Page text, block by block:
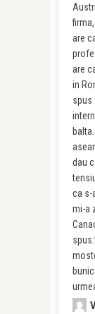
are
are
in
spus
dau
ca s-
mi-a